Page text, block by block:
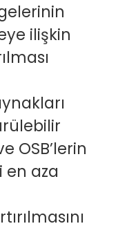
ilişkin
OSB’lerin
en aza